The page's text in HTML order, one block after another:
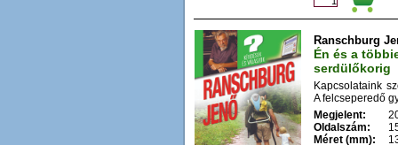
Ranschburg
Én és a
serdülőkorig
Kapcsolataink
A felcseperedő
Megjelent:
Oldalszám:
Méret (mm):